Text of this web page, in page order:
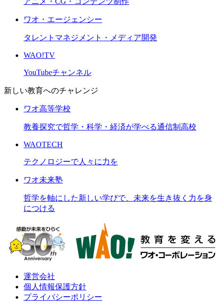
ワオ・エージェンシー
タレントマネジメント・メディア開発
WAO!TV
YouTubeチャンネル
新しい教育へのチャレンジ
ワオ高等学校
教養探究で哲学・科学・経済が学べる通信制高校
WAOTECH
テクノロジーで人々に力を
ワオ未来塾
哲学を軸にした新しい学びで、未来を生き抜く力を身
につける
運営会社
個人情報保護方針
プライバシーポリシー